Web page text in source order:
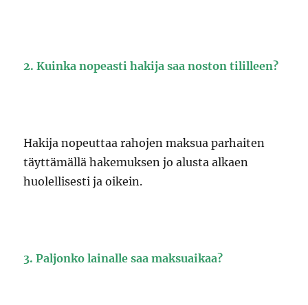
2. Kuinka nopeasti hakija saa noston tililleen?
Hakija nopeuttaa rahojen maksua parhaiten
täyttämällä hakemuksen jo alusta alkaen
huolellisesti ja oikein.
3. Paljonko lainalle saa maksuaikaa?